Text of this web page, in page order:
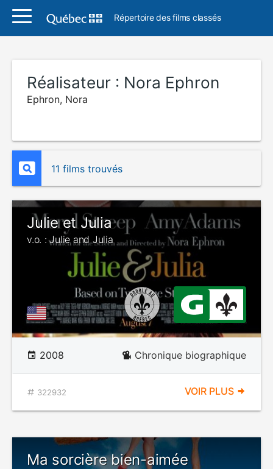
Répertoire des films classés
Réalisateur : Nora Ephron
Ephron, Nora
11 films trouvés
Julie et Julia
v.o. : Julie and Julia
2008 Chronique biographique
322932 VOIR PLUS
Ma sorcière bien-aimée